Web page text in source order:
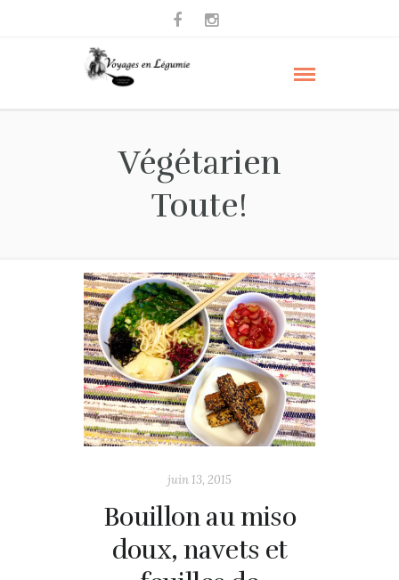
Végétarien
Toute!
juin 13, 2015
Bouillon au miso
doux, navets et